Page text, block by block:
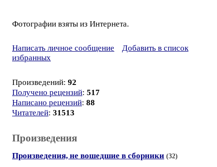
Фотографии взяты из Интернета.
Написать личное сообщение
Добавить в список
избранных
Произведений: 92
Получено рецензий: 517
Написано рецензий: 88
Читателей: 31513
Произведения
Произведения, не вошедшие в сборники (32)